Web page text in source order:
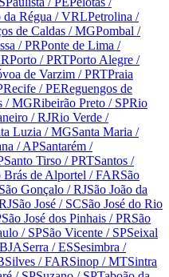
da Régua / VRLPetrolina /
de Caldas / MGPombal /
/ PRPonte de Lima /
Porto / PRTPorto Alegre /
de Varzim / PRTPraia
Recife / PEReguengos de
/ MGRibeirão Preto / SPRio
/ RJRio Verde /
Luzia / MGSanta Maria /
/ APSantarém /
Santo Tirso / PRTSantos /
Brás de Alportel / FARSão
São Gonçalo / RJSão João da
São José / SCSão José do Rio
São José dos Pinhais / PRSão
/ SPSão Vicente / SPSeixal
Serra / ESSesimbra /
Silves / FARSinop / MTSintra